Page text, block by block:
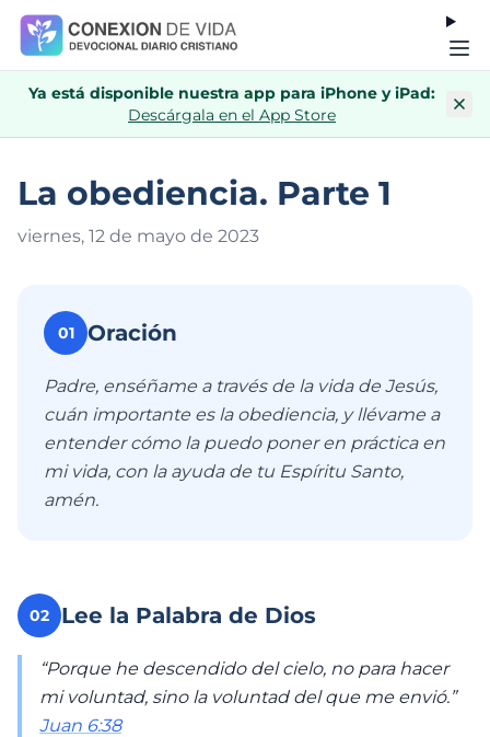
Ya está disponible nuestra app para iPhone y iPad:
Descárgala en el App Store
La obediencia. Parte 1
viernes, 12 de mayo de 2023
01 Oración
Padre, enséñame a través de la vida de Jesús,
cuán importante es la obediencia, y llévame a
entender cómo la puedo poner en práctica en
mi vida, con la ayuda de tu Espíritu Santo,
amén.
02 Lee la Palabra de Dios
“Porque he descendido del cielo, no para hacer
mi voluntad, sino la voluntad del que me envió.”
Juan 6:38